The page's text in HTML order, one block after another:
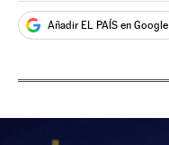
Añadir EL PAÍS en Google